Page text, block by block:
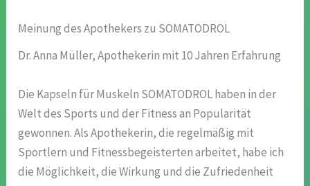
Meinung des Apothekers zu SOMATODROL
Dr. Anna Müller, Apothekerin mit 10 Jahren Erfahrung
Die Kapseln für Muskeln SOMATODROL haben in der
Welt des Sports und der Fitness an Popularität
gewonnen. Als Apothekerin, die regelmäßig mit
Sportlern und Fitnessbegeisterten arbeitet, habe ich
die Möglichkeit, die Wirkung und die Zufriedenheit